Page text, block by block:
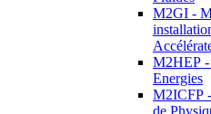
M2GI -
M2HEP -
Energies
M2ICFP
de